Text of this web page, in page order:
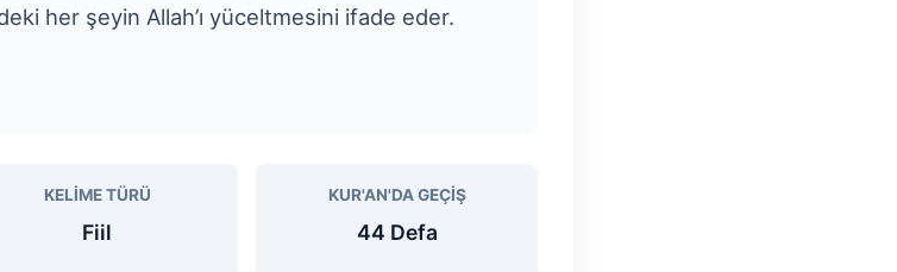
her şeyin Allah’ı yüceltmesini ifade eder.
KELIME TÜRÜ
Fiil
KUR'AN'DA GEÇIŞ
44 Defa